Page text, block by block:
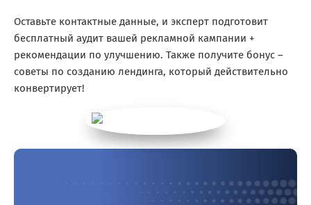
Оставьте контактные данные, и эксперт подготовит
бесплатный аудит вашей рекламной кампании +
рекомендации по улучшению. Также получите бонус –
советы по созданию лендинга, который действительно
конвертирует!